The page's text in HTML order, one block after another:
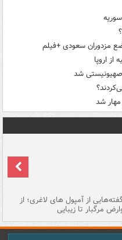
مزدوران سعودی +فیلم
اروپا
صهیونیستی شد
شد
از آمپول های لاغری؛ از
مرگبار تا زیبایی